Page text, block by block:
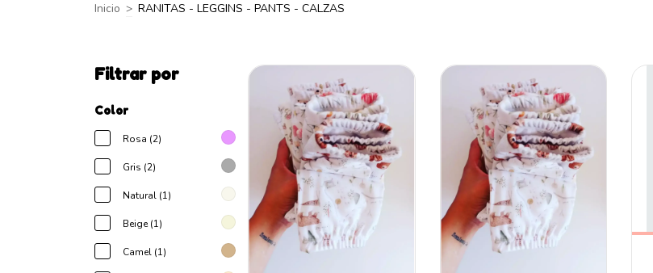
Inicio > RANITAS - LEGGINS - PANTS - CALZAS
Filtrar por
Color
Rosa (2)
Gris (2)
Natural (1)
Beige (1)
Camel (1)